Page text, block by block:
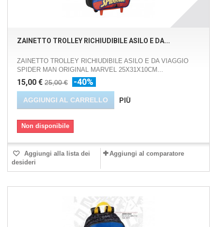
ZAINETTO TROLLEY RICHIUDIBILE ASILO E DA...
ZAINETTO TROLLEY RICHIUDIBILE ASILO E DA VIAGGIO
SPIDER MAN ORIGINAL MARVEL 25X31X10CM...
15,00 € 25,00 € -40%
AGGIUNGI AL CARRELLO PIÙ
Non disponibile
Aggiungi alla lista dei
desideri
Aggiungi al comparatore